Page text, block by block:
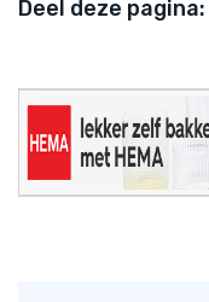
Deel deze pagina: